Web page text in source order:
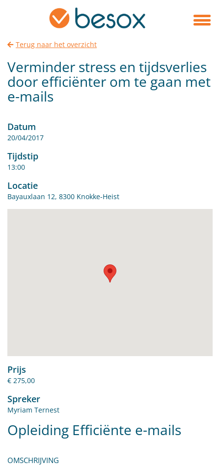
Terug naar het overzicht
Verminder stress en tijdsverlies
door efficiënter om te gaan met
e-mails
Datum
20/04/2017
Tijdstip
13:00
Locatie
Bayauxlaan 12, 8300 Knokke-Heist
Prijs
€ 275,00
Spreker
Myriam Ternest
Opleiding Efficiënte e-mails
OMSCHRIJVING